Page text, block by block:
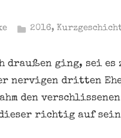
2016,
draußen ging, sei
nervigen dritten
den
richtig auf